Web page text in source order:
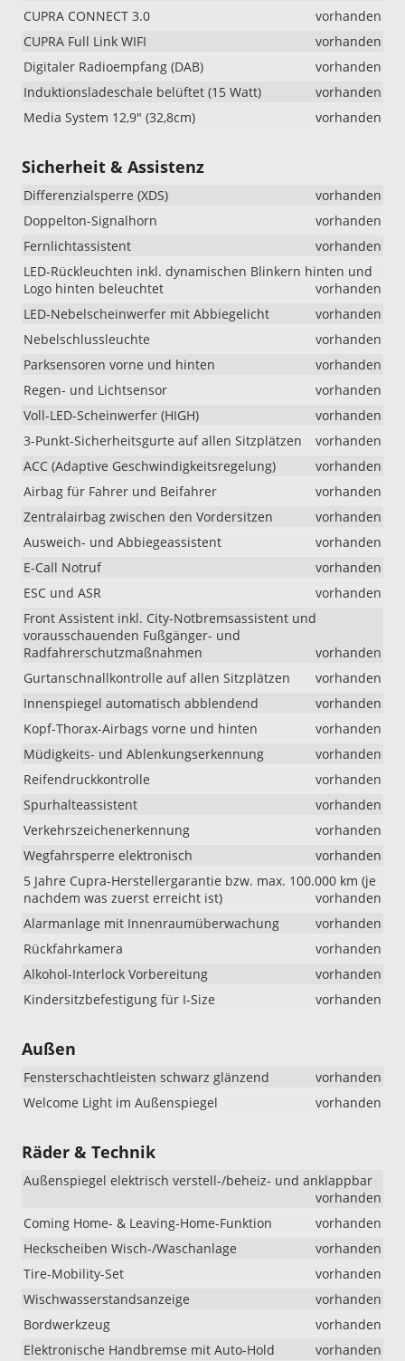
CUPRA CONNECT 3.0
vorhanden
CUPRA Full Link WIFI
vorhanden
Digitaler Radioempfang (DAB)
vorhanden
Induktionsladeschale belüftet (15 Watt)
vorhanden
Media System 12,9" (32,8cm)
vorhanden
Sicherheit & Assistenz
Differenzialsperre (XDS)
vorhanden
Doppelton-Signalhorn
vorhanden
Fernlichtassistent
vorhanden
LED-Rückleuchten inkl. dynamischen Blinkern hinten und
Logo hinten beleuchtet
vorhanden
LED-Nebelscheinwerfer mit Abbiegelicht
vorhanden
Nebelschlussleuchte
vorhanden
Parksensoren vorne und hinten
vorhanden
Regen- und Lichtsensor
vorhanden
Voll-LED-Scheinwerfer (HIGH)
vorhanden
3-Punkt-Sicherheitsgurte auf allen Sitzplätzen
vorhanden
ACC (Adaptive Geschwindigkeitsregelung)
vorhanden
Airbag für Fahrer und Beifahrer
vorhanden
Zentralairbag zwischen den Vordersitzen
vorhanden
Ausweich- und Abbiegeassistent
vorhanden
E-Call Notruf
vorhanden
ESC und ASR
vorhanden
Front Assistent inkl. City-Notbremsassistent und
vorausschauenden Fußgänger- und
Radfahrerschutzmaßnahmen
vorhanden
Gurtanschnallkontrolle auf allen Sitzplätzen
vorhanden
Innenspiegel automatisch abblendend
vorhanden
Kopf-Thorax-Airbags vorne und hinten
vorhanden
Müdigkeits- und Ablenkungserkennung
vorhanden
Reifendruckkontrolle
vorhanden
Spurhalteassistent
vorhanden
Verkehrszeichenerkennung
vorhanden
Wegfahrsperre elektronisch
vorhanden
5 Jahre Cupra-Herstellergarantie bzw. max. 100.000 km (je
nachdem was zuerst erreicht ist)
vorhanden
Alarmanlage mit Innenraumüberwachung
vorhanden
Rückfahrkamera
vorhanden
Alkohol-Interlock Vorbereitung
vorhanden
Kindersitzbefestigung für I-Size
vorhanden
Außen
Fensterschachtleisten schwarz glänzend
vorhanden
Welcome Light im Außenspiegel
vorhanden
Räder & Technik
Außenspiegel elektrisch verstell-/beheiz- und anklappbar
vorhanden
Coming Home- & Leaving-Home-Funktion
vorhanden
Heckscheiben Wisch-/Waschanlage
vorhanden
Tire-Mobility-Set
vorhanden
Wischwasserstandsanzeige
vorhanden
Bordwerkzeug
vorhanden
Elektronische Handbremse mit Auto-Hold
vorhanden